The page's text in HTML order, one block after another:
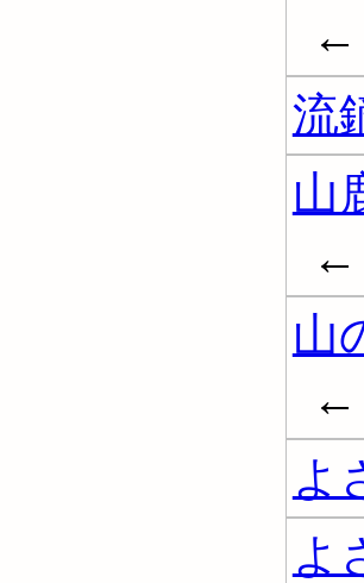
←
流
山
←
山
←
よ
よ